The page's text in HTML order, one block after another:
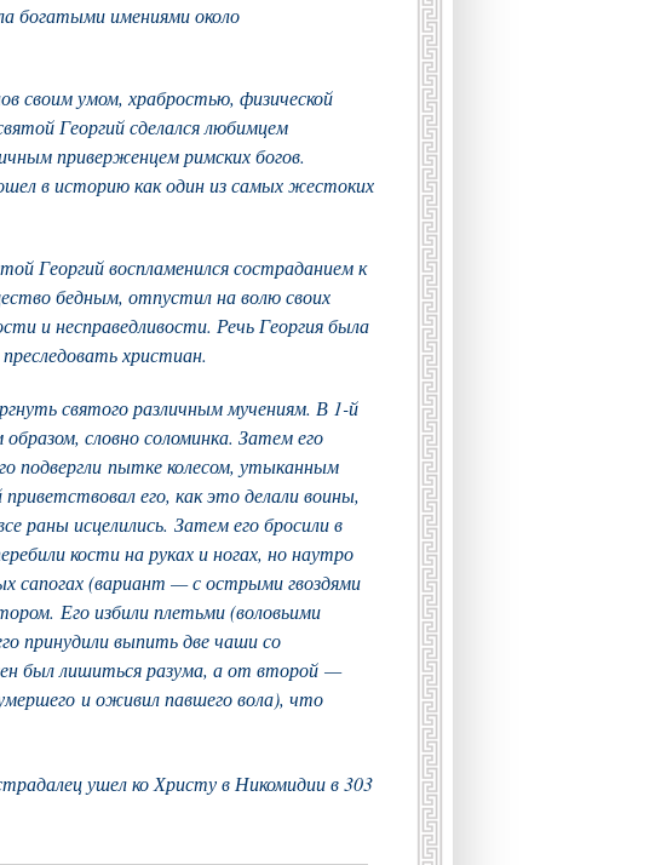
богатыми имениями около
своим умом, храбростью, физической
Георгий сделался любимцем
приверженцем римских богов.
в историю как один из самых жестоких
Георгий воспламенился состраданием к
бедным, отпустил на волю своих
и несправедливости. Речь Георгия была
христиан.
святого различным мучениям. В 1-й
словно соломинка. Затем его
подвергли пытке колесом, утыканным
его, как это делали воины,
раны исцелились. Затем его бросили в
кости на руках и ногах, но наутро
сапогах (вариант — с острыми гвоздями
Его избили плетьми (воловьими
принудили выпить две чаши со
был лишиться разума, а от второй —
и оживил павшего вола), что
ушел ко Христу в Никомидии в 303